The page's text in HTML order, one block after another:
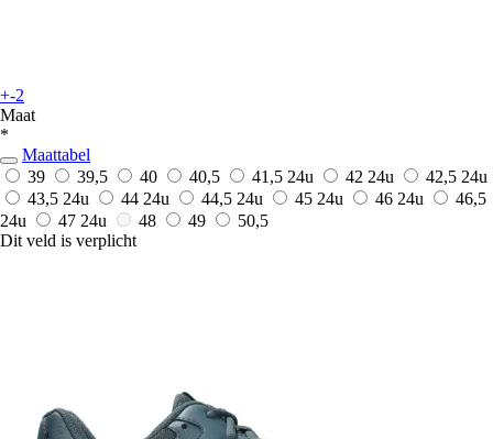
+-2
Maat
*
Maattabel
39
39,5 40 40,5 41,5 24u 42 24u 42,5 24u
43,5 24u 44 24u 44,5 24u 45 24u 46 24u
46,5
24u
47 24u 48 49
50,5
Dit veld is verplicht